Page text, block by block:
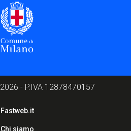
2026 - P.IVA 12878470157
Fastweb.it
Chi siamo